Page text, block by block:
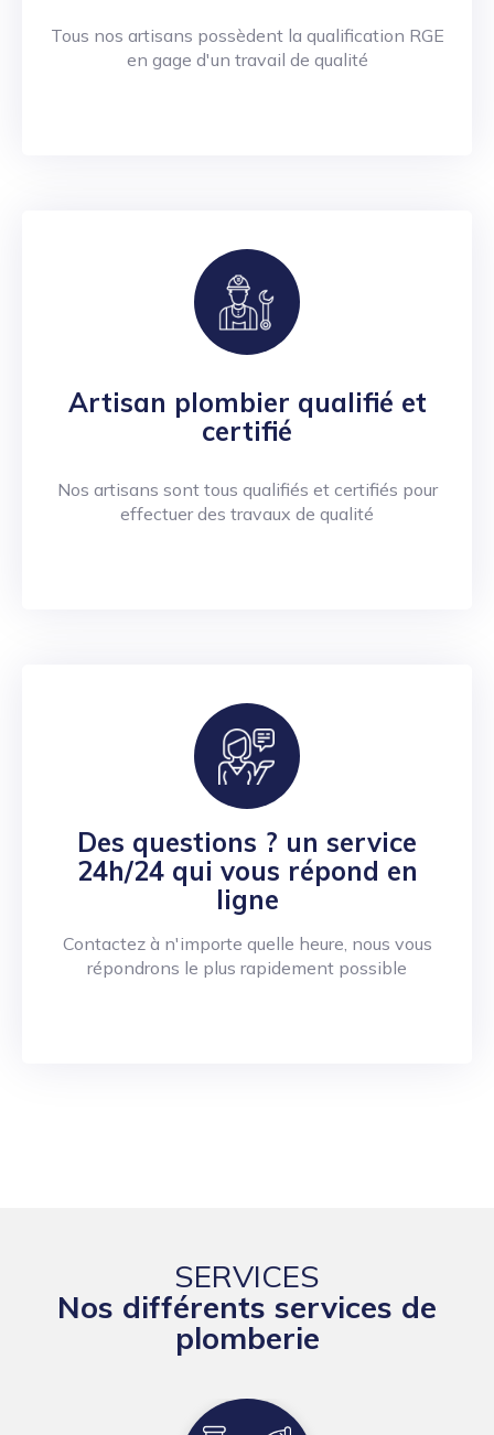
Tous nos artisans possèdent la qualification RGE
en gage d'un travail de qualité
Artisan plombier qualifié et
certifié
Nos artisans sont tous qualifiés et certifiés pour
effectuer des travaux de qualité
Des questions ? un service
24h/24 qui vous répond en
ligne
Contactez à n'importe quelle heure, nous vous
répondrons le plus rapidement possible
SERVICES
Nos différents services de
plomberie